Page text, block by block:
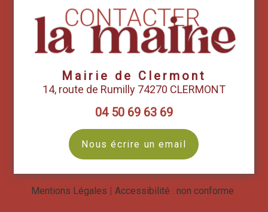
Mairie de Clermont
14, route de Rumilly 74270 CLERMONT
04 50 69 63 69
Nous écrire un email
Mentions Légales Accessibilité : non conforme